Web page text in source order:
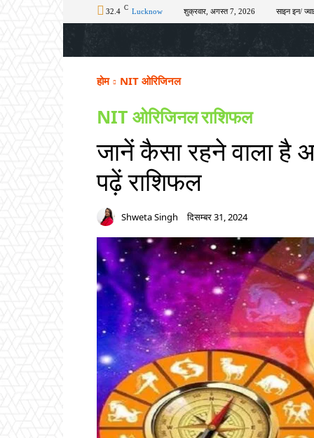
32.4 C Lucknow शुक्रवार, अगस्त 7, 2026 साइन इन/
अपराध चुनाव
होम NIT ओरिजिनल
NIT ओरिजिनलराशिफल
जानें कैसा रहने वाला है
पढ़ें राशिफल
Shweta Singh दिसम्बर 31, 2024